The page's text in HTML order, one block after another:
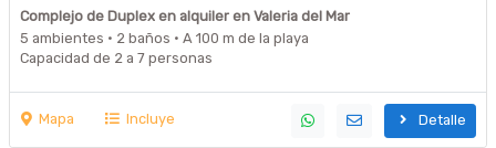
Complejo de Duplex en alquiler en Valeria del Mar
5 ambientes · 2 baños · A 100 m de la playa
Capacidad de 2 a 7 personas
Mapa Incluye Detalle